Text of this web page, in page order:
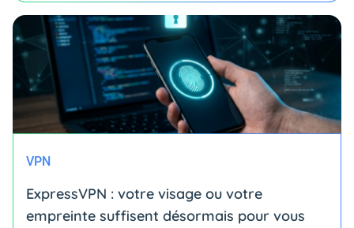
VPN
ExpressVPN : votre visage ou votre
empreinte suffisent désormais pour vous